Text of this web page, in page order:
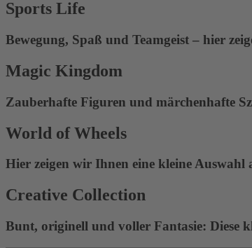
Sports Life
Bewegung, Spaß und Teamgeist – hier
Magic Kingdom
Zauberhafte Figuren und märchenhafte
World of Wheels
Hier zeigen wir Ihnen eine kleine
Creative Collection
Bunt, originell und voller Fantasie: Diese